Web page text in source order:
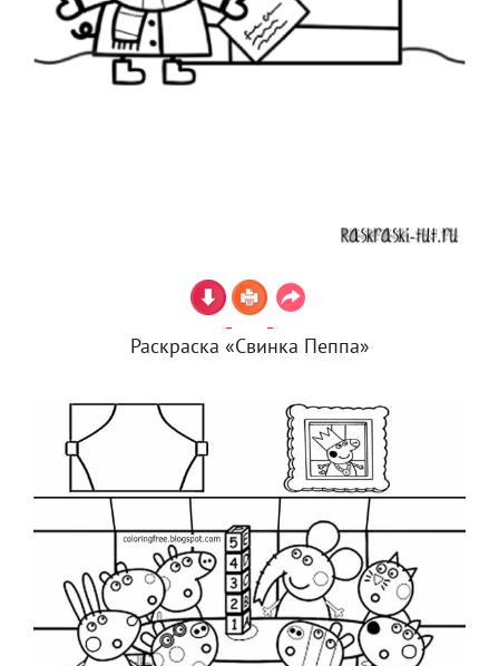
Раскраска «Свинка Пеппа»